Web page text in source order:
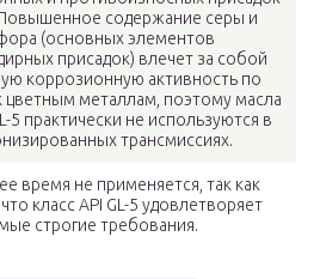
Повышенное содержание серы и
(основных элементов
присадок) влечет за собой
коррозионную активность по
металлам, поэтому масла
5 практически не используются в
трансмиссиях.
время не применяется, так как
класс API GL-5 удовлетворяет
строгие требования.